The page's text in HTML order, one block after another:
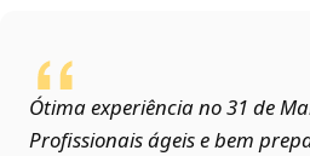
Ótima experiência no 31 de
Profissionais ágeis e bem